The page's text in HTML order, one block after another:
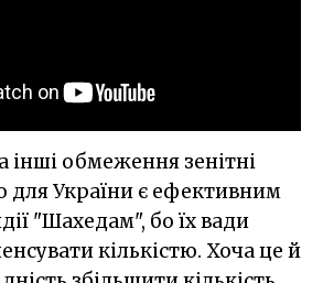
інші обмеження зенітні
для України є ефективним
"Шахедам", бо їх вади
кількістю. Хоча це й